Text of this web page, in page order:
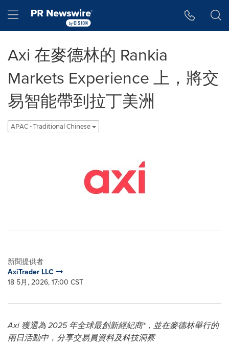
Hamburger menu
Axi 在麥德林的 Rankia
Markets Experience 上，將交
易智能帶到拉丁美洲
APAC - Traditional Chinese
新聞提供者
AxiTrader LLC
18 5月, 2026, 17:00 CST
Axi 獲選為 2025 年全球最創新經紀商*，並在麥德林舉行的
兩日活動中，分享交易員資料及科技洞察